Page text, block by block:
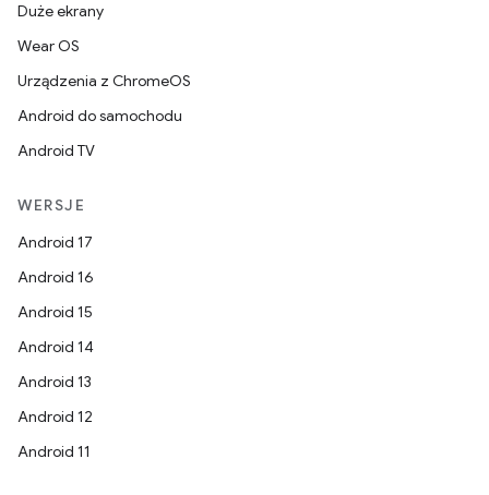
Duże ekrany
Wear OS
Urządzenia z ChromeOS
Android do samochodu
Android TV
WERSJE
Android 17
Android 16
Android 15
Android 14
Android 13
Android 12
Android 11